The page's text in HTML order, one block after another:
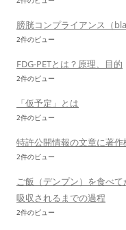
膀胱コンプライアンス（
2件のビュー
FDG-PETとは？原理、目的
2件のビュー
「仮予定」とは
2件のビュー
特許公開情報の文章に著作
2件のビュー
ご飯（デンプン）を食べ
吸収されるまでの過程
2件のビュー